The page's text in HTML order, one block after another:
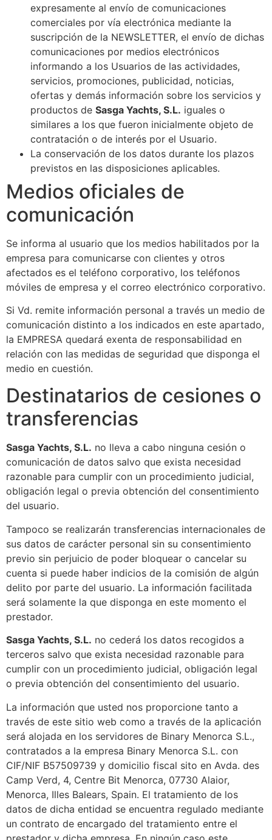
expresamente al envío de comunicaciones
comerciales por vía electrónica mediante la
suscripción de la NEWSLETTER, el envío de dichas
comunicaciones por medios electrónicos
informando a los Usuarios de las actividades,
servicios, promociones, publicidad, noticias,
ofertas y demás información sobre los servicios y
productos de Sasga Yachts, S.L.​​ iguales o
similares a los que fueron inicialmente objeto de
contratación o de interés por el Usuario.
La conservación de los datos durante los plazos
previstos en las disposiciones aplicables.
Medios oficiales de
comunicación
Se informa al usuario que los medios habilitados por la
empresa para comunicarse con clientes y otros
afectados es el teléfono corporativo, los teléfonos
móviles de empresa y el correo electrónico corporativo.
Si Vd. remite información personal a través un medio de
comunicación distinto a los indicados en este apartado,
la EMPRESA quedará exenta de responsabilidad en
relación con las medidas de seguridad que disponga el
medio en cuestión.
Destinatarios de cesiones o
transferencias
Sasga Yachts, S.L.​​ no lleva a cabo ninguna cesión o
comunicación de datos salvo que exista necesidad
razonable para cumplir con un procedimiento judicial,
obligación legal o previa obtención del consentimiento
del usuario.
Tampoco se realizarán transferencias internacionales de
sus datos de carácter personal sin su consentimiento
previo sin perjuicio de poder bloquear o cancelar su
cuenta si puede haber indicios de la comisión de algún
delito por parte del usuario. La información facilitada
será solamente la que disponga en este momento el
prestador.
Sasga Yachts, S.L.​​ no cederá los datos recogidos a
terceros salvo que exista necesidad razonable para
cumplir con un procedimiento judicial, obligación legal
o previa obtención del consentimiento del usuario.
La información que usted nos proporcione tanto a
través de este sitio web como a través de la aplicación
será alojada en los servidores de Binary Menorca S.L.,
contratados a la empresa Binary Menorca S.L. con
CIF/NIF B57509739​ y domicilio fiscal sito en Avda. des
Camp Verd, 4, Centre Bit Menorca, 07730 Alaior,
Menorca, Illes Balears, Spain. El tratamiento de los
datos de dicha entidad se encuentra regulado mediante
un contrato de encargado del tratamiento entre el